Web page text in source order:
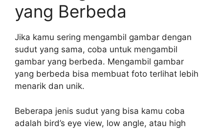
yang Berbeda
Jika kamu sering mengambil gambar dengan
sudut yang sama, coba untuk mengambil
gambar yang berbeda. Mengambil gambar
yang berbeda bisa membuat foto terlihat lebih
menarik dan unik.
Beberapa jenis sudut yang bisa kamu coba
adalah bird’s eye view, low angle, atau high